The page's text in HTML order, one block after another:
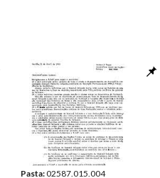
Pasta:02587.015.004